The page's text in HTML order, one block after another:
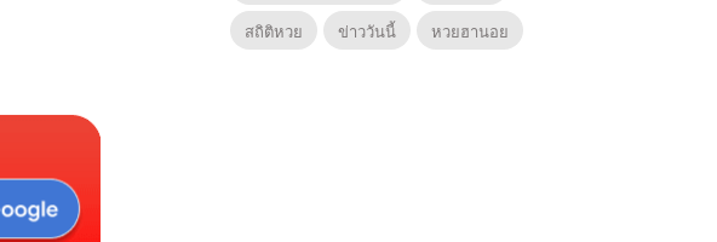
สถิติหวย
ข่าววันนี้ หวยฮานอย